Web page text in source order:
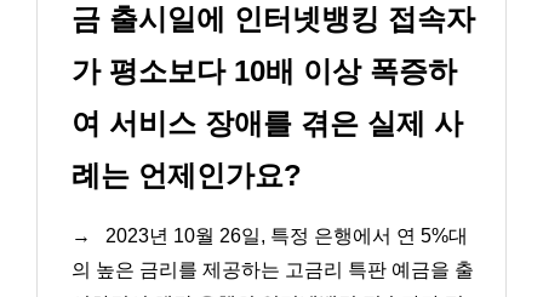
금 출시일에 인터넷뱅킹 접속자
가 평소보다 10배 이상 폭증하
여 서비스 장애를 겪은 실제 사
례는 언제인가요?
→
2023년 10월 26일, 특정 은행에서 연 5%대
의 높은 금리를 제공하는 고금리 특판 예금을 출